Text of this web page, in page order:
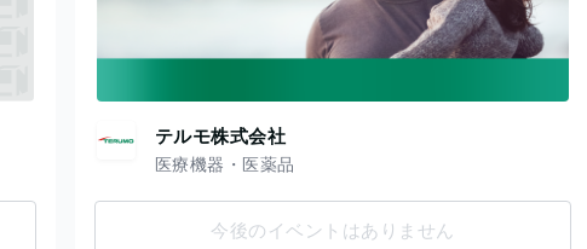
テルモ株式会社
医療機器・医薬品
今後のイベントはありません